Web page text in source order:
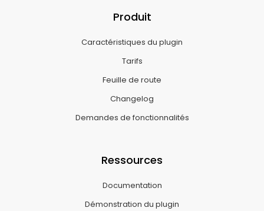
Produit
Caractéristiques du plugin
Tarifs
Feuille de route
Changelog
Demandes de fonctionnalités
Ressources
Documentation
Démonstration du plugin